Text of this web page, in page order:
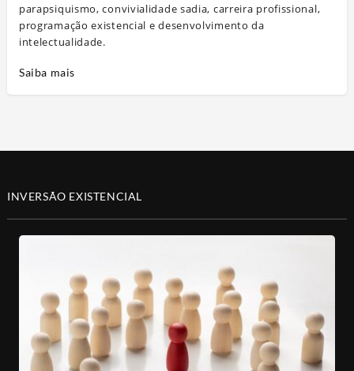
parapsiquismo, convivialidade sadia, carreira profissional,
programação existencial e desenvolvimento da
intelectualidade.
Saiba mais
INVERSÃO EXISTENCIAL